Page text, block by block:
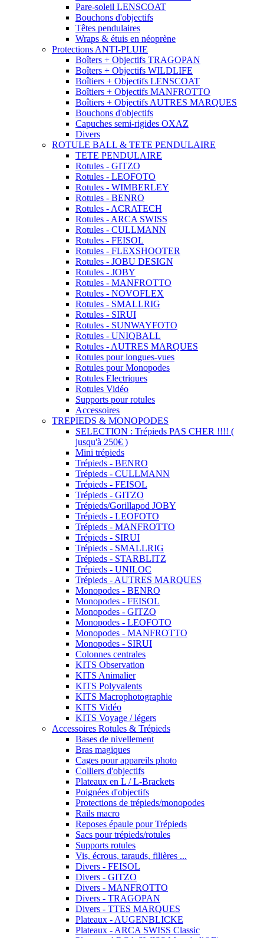
Pare-soleil LENSCOAT
Bouchons d'objectifs
Têtes pendulaires
Wraps & étuis en néoprène
Protections ANTI-PLUIE
Boîters + Objectifs TRAGOPAN
Boîters + Objectifs WILDLIFE
Boîtiers + Objectifs LENSCOAT
Boîtiers + Objectifs MANFROTTO
Boîtiers + Objectifs AUTRES MARQUES
Bouchons d'objectifs
Capuches semi-rigides OXAZ
Divers
ROTULE BALL & TETE PENDULAIRE
TETE PENDULAIRE
Rotules - GITZO
Rotules - LEOFOTO
Rotules - WIMBERLEY
Rotules - BENRO
Rotules - ACRATECH
Rotules - ARCA SWISS
Rotules - CULLMANN
Rotules - FEISOL
Rotules - FLEXSHOOTER
Rotules - JOBU DESIGN
Rotules - JOBY
Rotules - MANFROTTO
Rotules - NOVOFLEX
Rotules - SMALLRIG
Rotules - SIRUI
Rotules - SUNWAYFOTO
Rotules - UNIQBALL
Rotules - AUTRES MARQUES
Rotules pour longues-vues
Rotules pour Monopodes
Rotules Electriques
Rotules Vidéo
Supports pour rotules
Accessoires
TREPIEDS & MONOPODES
SELECTION : Trépieds PAS CHER !!!! (
jusqu'à 250€ )
Mini trépieds
Trépieds - BENRO
Trépieds - CULLMANN
Trépieds - FEISOL
Trépieds - GITZO
Trépieds/Gorillapod JOBY
Trépieds - LEOFOTO
Trépieds - MANFROTTO
Trépieds - SIRUI
Trépieds - SMALLRIG
Trépieds - STARBLITZ
Trépieds - UNILOC
Trépieds - AUTRES MARQUES
Monopodes - BENRO
Monopodes - FEISOL
Monopodes - GITZO
Monopodes - LEOFOTO
Monopodes - MANFROTTO
Monopodes - SIRUI
Colonnes centrales
KITS Observation
KITS Animalier
KITS Polyvalents
KITS Macrophotographie
KITS Vidéo
KITS Voyage / légers
Accessoires Rotules & Trépieds
Bases de nivellement
Bras magiques
Cages pour appareils photo
Colliers d'objectifs
Plateaux en L / L-Brackets
Poignées d'objectifs
Protections de trépieds/monopodes
Rails macro
Reposes épaule pour Trépieds
Sacs pour trépieds/rotules
Supports rotules
Vis, écrous, tarauds, filières ...
Divers - FEISOL
Divers - GITZO
Divers - MANFROTTO
Divers - TRAGOPAN
Divers - TTES MARQUES
Plateaux - AUGENBLICKE
Plateaux - ARCA SWISS Classic